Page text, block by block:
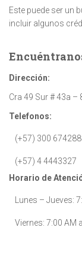
:Este puede ser un
incluir algunos
Dirección:
Cra 49 Sur # 43a –
Telefonos:
(+57) 300
(+57) 4 4443327
Horario de
Lunes – Jueves:
Viernes: 7:00 AM